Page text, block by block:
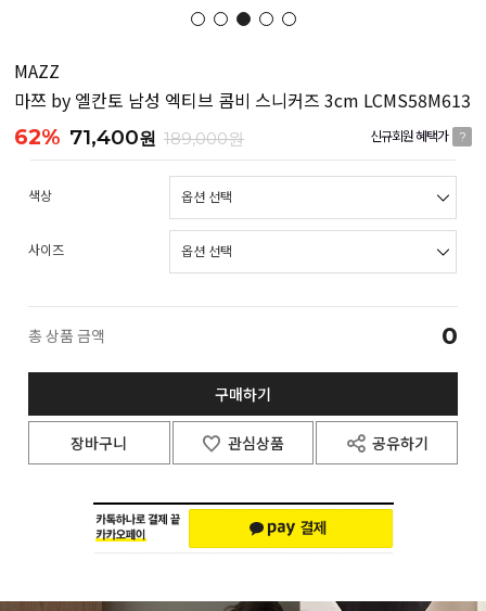
MAZZ
마쯔 by 엘칸토 남성 엑티브 콤비 스니커즈 3cm LCMS58M613
62% 71,400원 189,000원 신규회원 혜택가 ?
색상
사이즈
총 상품 금액 0
구매하기
장바구니 관심상품 공유하기